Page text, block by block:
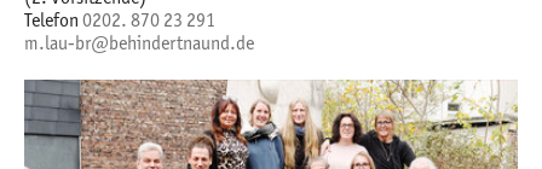
Telefon 0202. 870 23 291
m.lau-br@behindertnaund.de